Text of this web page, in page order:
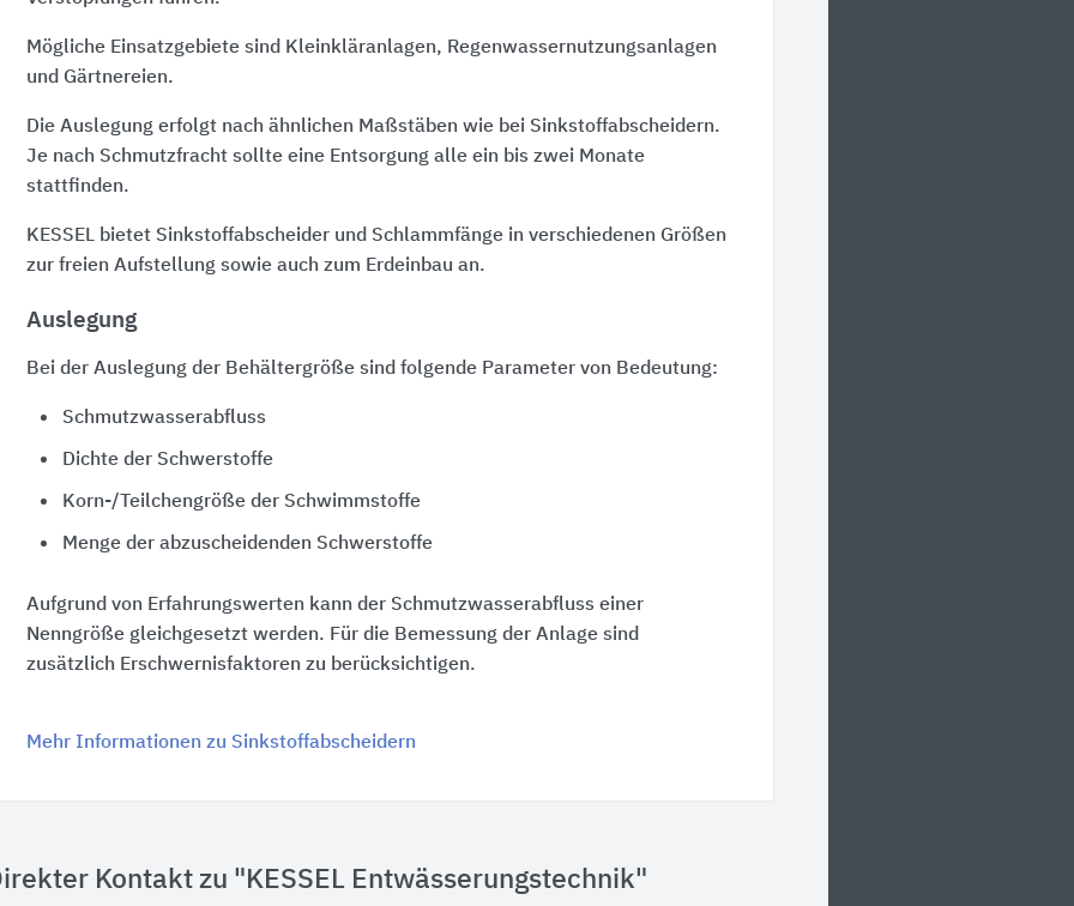
Mögliche Einsatzgebiete sind Kleinkläranlagen, Regenwassernutzungsanlagen
und Gärtnereien.
Die Auslegung erfolgt nach ähnlichen Maßstäben wie bei Sinkstoffabscheidern.
Je nach Schmutzfracht sollte eine Entsorgung alle ein bis zwei Monate
stattfinden.
KESSEL bietet Sinkstoffabscheider und Schlammfänge in verschiedenen Größen
zur freien Aufstellung sowie auch zum Erdeinbau an.
Auslegung
Bei der Auslegung der Behältergröße sind folgende Parameter von Bedeutung:
Schmutzwasserabfluss
Dichte der Schwerstoffe
Korn-/Teilchengröße der Schwimmstoffe
Menge der abzuscheidenden Schwerstoffe
Aufgrund von Erfahrungswerten kann der Schmutzwasserabfluss einer
Nenngröße gleichgesetzt werden. Für die Bemessung der Anlage sind
zusätzlich Erschwernisfaktoren zu berücksichtigen.
Mehr Informationen zu Sinkstoffabscheidern
Kontakt zu "KESSEL Entwässerungstechnik"